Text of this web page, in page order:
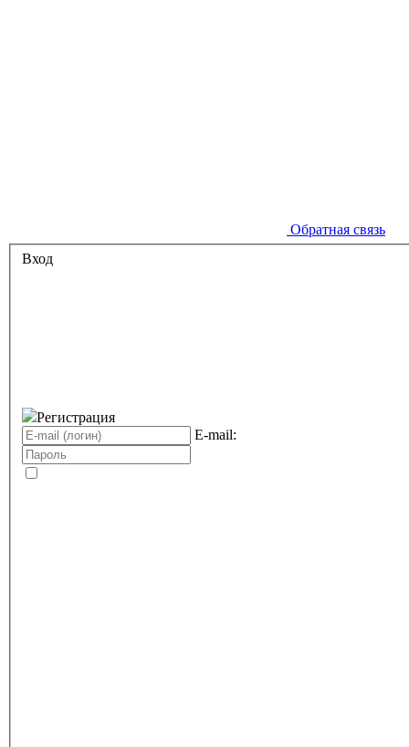
Обратная связь
Вход
Регистрация
E-mail: